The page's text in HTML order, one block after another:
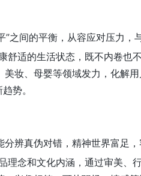
”之间的平衡，从容应对压力，
舒适的生活状态，既不内卷也
美妆、母婴等领域发力，化解
势。
分辨真伪对错，精神世界富足
理念和文化内涵，通过审美、